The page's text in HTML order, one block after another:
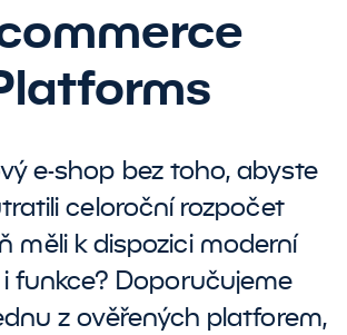
AT
PL
e-shop bez toho, abyste
celoroční rozpočet
měli k dispozici moderní
funkce? Doporučujeme
z ověřených platforem,